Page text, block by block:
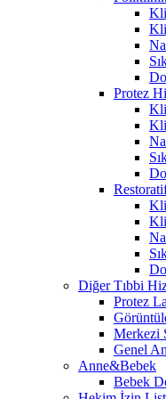
Protez
Diğer Tıbbi
Protez
Merkezi
Genel
Anne&Bebek
Bebek